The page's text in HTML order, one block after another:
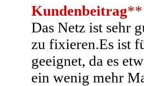
Kundenbeitrag**
Das Netz ist sehr
zu fixieren.Es ist
geeignet, da es
ein wenig mehr